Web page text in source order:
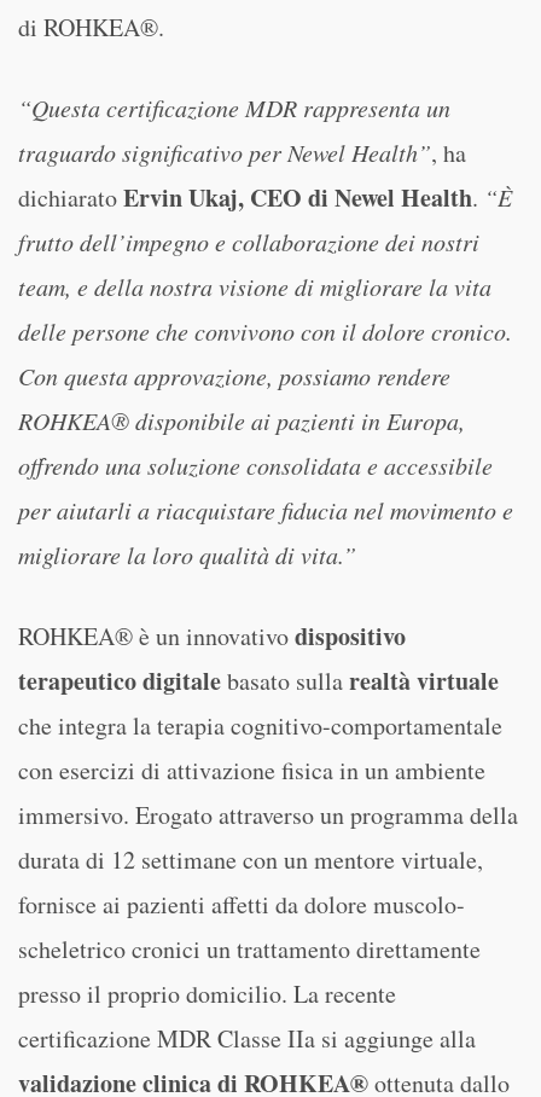
di ROHKEA®.
“Questa certificazione MDR rappresenta un
traguardo significativo per Newel Health”, ha
dichiaratoErvin Ukaj, CEO di Newel Health. “È
frutto dell’impegno e collaborazione dei nostri
team, e della nostra visione di migliorare la vita
delle persone che convivono con il dolore cronico.
Con questa approvazione, possiamo rendere
ROHKEA® disponibile ai pazienti in Europa,
offrendo una soluzione consolidata e accessibile
per aiutarli a riacquistare fiducia nel movimento e
migliorare la loro qualità di vita.”
ROHKEA® è un innovativodispositivo
terapeutico digitalebasato sullarealtà virtuale
che integra la terapia cognitivo-comportamentale
con esercizi di attivazione fisica in un ambiente
immersivo. Erogato attraverso un programma della
durata di 12 settimane con un mentore virtuale,
fornisce ai pazienti affetti da dolore muscolo-
scheletrico cronici un trattamento direttamente
presso il proprio domicilio. La recente
certificazione MDR Classe IIa si aggiunge alla
validazione clinica di ROHKEA®ottenuta dallo